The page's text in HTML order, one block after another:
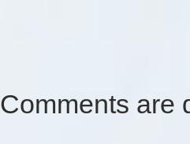
Comments are